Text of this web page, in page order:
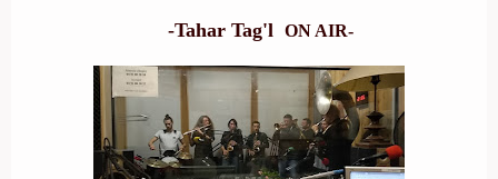
-Tahar Tag'l ON AIR-